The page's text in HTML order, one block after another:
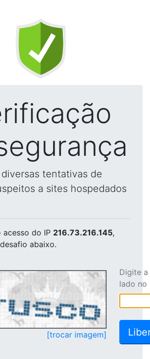
tentativas de
a sites hospedados
acesso do IP 216.73.216.145,
abaixo.
[trocar imagem]
Digite
lado no